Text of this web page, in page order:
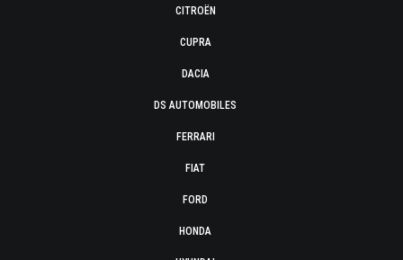
CITROËN
CUPRA
DACIA
DS AUTOMOBILES
FERRARI
FIAT
FORD
HONDA